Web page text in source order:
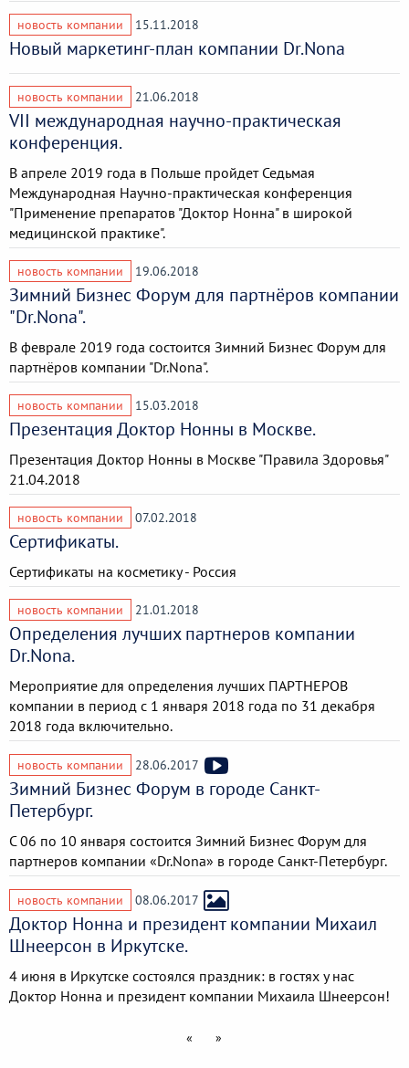
новость компании 15.11.2018
Новый маркетинг-план компании Dr.Nona
новость компании 21.06.2018
VII международная научно-практическая
конференция.
В апреле 2019 года в Польше пройдет Седьмая
Международная Научно-практическая конференция
"Применение препаратов "Доктор Нонна" в широкой
медицинской практике".
новость компании 19.06.2018
Зимний Бизнес Форум для партнёров компании
"Dr.Nona".
В феврале 2019 года состоится Зимний Бизнес Форум для
партнёров компании "Dr.Nona".
новость компании 15.03.2018
Презентация Доктор Нонны в Москве.
Презентация Доктор Нонны в Москве "Правила Здоровья"
21.04.2018
новость компании 07.02.2018
Сертификаты.
Сертификаты на косметику - Россия
новость компании 21.01.2018
Определения лучших партнеров компании
Dr.Nona.
Мероприятие для определения лучших ПАРТНЕРОВ
компании в период с 1 января 2018 года по 31 декабря
2018 года включительно.
новость компании 28.06.2017
Зимний Бизнес Форум в городе Санкт-
Петербург.
С 06 по 10 января состоится Зимний Бизнес Форум для
партнеров компании «Dr.Nona» в городе Санкт-Петербург.
новость компании 08.06.2017
Доктор Нонна и президент компании Михаил
Шнеерсон в Иркутске.
4 июня в Иркутске состоялся праздник: в гостях у нас
Доктор Нонна и президент компании Михаила Шнеерсон!
« »